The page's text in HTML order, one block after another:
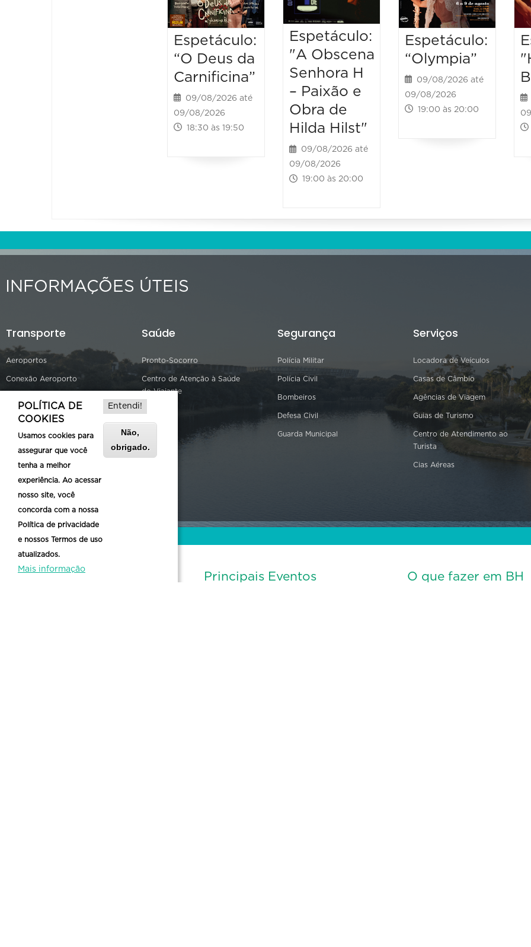
Espetáculo:
“O Deus da
Carnificina”
09/08/2026 até
09/08/2026
18:30 às 19:50
Espetáculo:
"A Obscena
Senhora H
– Paixão e
Obra de
Hilda Hilst"
09/08/2026 até
09/08/2026
19:00 às 20:00
Espetáculo:
“Olympia”
09/08/2026 até
09/08/2026
19:00 às 20:00
INFORMAÇÕES ÚTEIS
Transporte
Aeroportos
Conexão Aeroporto
Estação Ferroviária
Metrô
Táxi
Saúde
Pronto-Socorro
Centro de Atenção à Saúde
do Viajante
Segurança
Polícia Militar
Polícia Civil
Bombeiros
Defesa Civil
Guarda Municipal
Serviços
Locadora de Veículos
Casas de Câmbio
Agências de Viagem
Guias de Turismo
Centro de Atendimento ao
Turista
Cias Aéreas
Informações de Contato Principais Eventos O que fazer em BH
POLÍTICA DE
COOKIES
Usamos cookies para
assegurar que você
tenha a melhor
experiência. Ao acessar
nosso site, você
concorda com a nossa
Política de privacidade
e nossos Termos de uso
atualizados.
Mais informação
Entendi!
Não,
obrigado.